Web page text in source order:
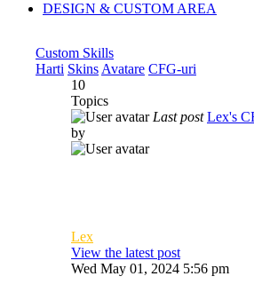
DESIGN & CUSTOM AREA
Custom Skills
Harti Skins Avatare CFG-uri
10
Topics
Last post Lex's
by
Lex
View the latest post
Wed May 01, 2024 5:56 pm